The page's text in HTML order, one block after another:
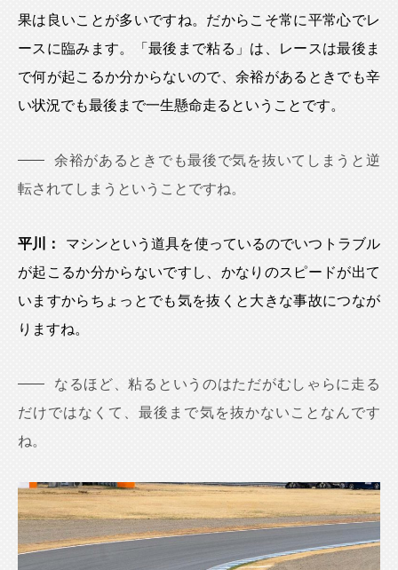
果は良いことが多いですね。だからこそ常に平常心でレ
ースに臨みます。「最後まで粘る」は、レースは最後ま
で何が起こるか分からないので、余裕があるときでも辛
い状況でも最後まで一生懸命走るということです。
余裕があるときでも最後で気を抜いてしまうと逆
転されてしまうということですね。
平川：
マシンという道具を使っているのでいつトラブル
が起こるか分からないですし、かなりのスピードが出て
いますからちょっとでも気を抜くと大きな事故につなが
りますね。
なるほど、粘るというのはただがむしゃらに走る
だけではなくて、最後まで気を抜かないことなんです
ね。